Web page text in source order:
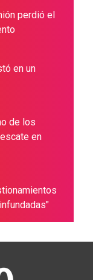
perdió el
en un
de los
en